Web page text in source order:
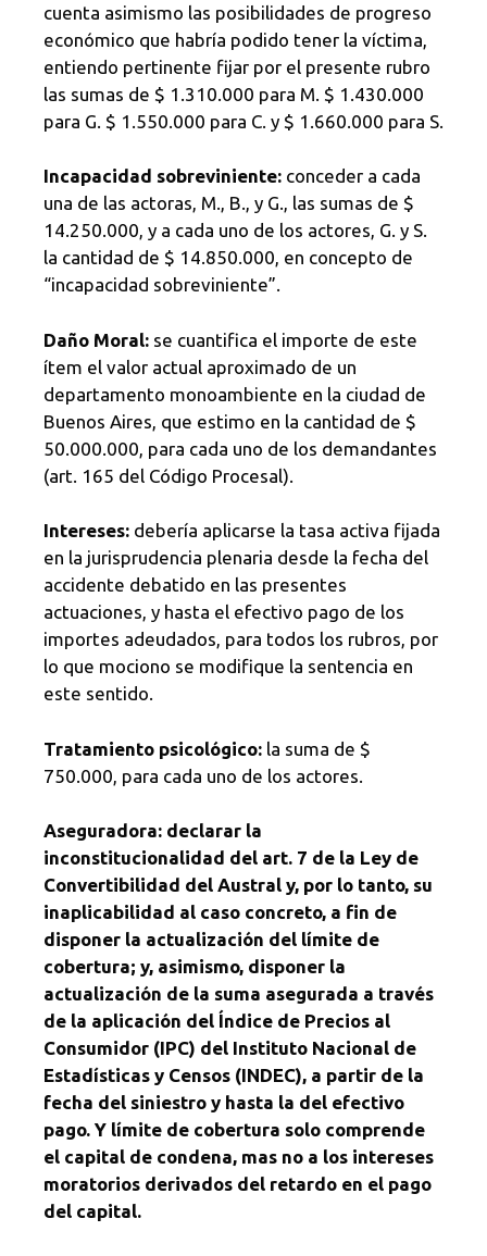
cuenta asimismo las posibilidades de progreso
económico que habría podido tener la víctima,
entiendo pertinente fijar por el presente rubro
las sumas de $ 1.310.000 para M. $ 1.430.000
para G. $ 1.550.000 para C. y $ 1.660.000 para S.
Incapacidad sobreviniente: conceder a cada
una de las actoras, M., B., y G., las sumas de $
14.250.000, y a cada uno de los actores, G. y S.
la cantidad de $ 14.850.000, en concepto de
“incapacidad sobreviniente”.
Daño Moral: se cuantifica el importe de este
ítem el valor actual aproximado de un
departamento monoambiente en la ciudad de
Buenos Aires, que estimo en la cantidad de $
50.000.000, para cada uno de los demandantes
(art. 165 del Código Procesal).
Intereses: debería aplicarse la tasa activa fijada
en la jurisprudencia plenaria desde la fecha del
accidente debatido en las presentes
actuaciones, y hasta el efectivo pago de los
importes adeudados, para todos los rubros, por
lo que mociono se modifique la sentencia en
este sentido.
Tratamiento psicológico: la suma de $
750.000, para cada uno de los actores.
Aseguradora: declarar la
inconstitucionalidad del art. 7 de la Ley de
Convertibilidad del Austral y, por lo tanto, su
inaplicabilidad al caso concreto, a fin de
disponer la actualización del límite de
cobertura; y, asimismo, disponer la
actualización de la suma asegurada a través
de la aplicación del Índice de Precios al
Consumidor (IPC) del Instituto Nacional de
Estadísticas y Censos (INDEC), a partir de la
fecha del siniestro y hasta la del efectivo
pago. Y límite de cobertura solo comprende
el capital de condena, mas no a los intereses
moratorios derivados del retardo en el pago
del capital.